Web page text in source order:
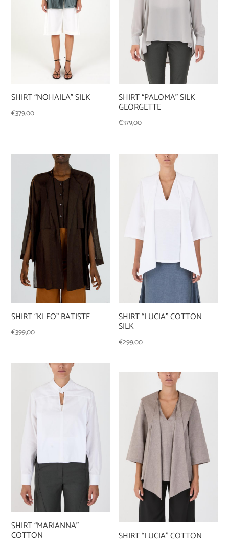
SHIRT “NOHAILA” SILK
€379,00
SHIRT “PALOMA” SILK
GEORGETTE
€379,00
SHIRT “KLEO” BATISTE
€399,00
SHIRT “LUCIA” COTTON
SILK
€299,00
SHIRT “MARIANNA”
COTTON SHIRT “LUCIA” COTTON